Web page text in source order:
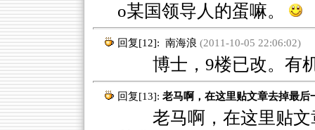
o某国领导人的蛋嘛。
回复[12]: 南海浪 (2011-10-05 22:06:02)
博士，9楼已改。有机
回复[13]: 老马啊，在这里贴文章去掉最后
老马啊，在这里贴文